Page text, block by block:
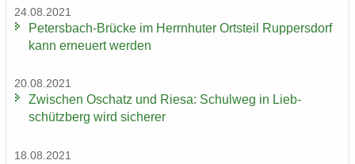
24.08.2021
Petersbach-​Brücke im Herrn­hu­ter Orts­teil Rup­pers­dorf
kann er­neu­ert wer­den
20.08.2021
Zwi­schen Oschatz und Riesa: Schul­weg in Lieb­
schütz­berg wird si­che­rer
18.08.2021